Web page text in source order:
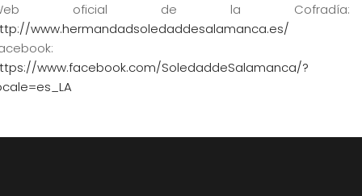
oficial de la Cofradía:
www.hermandadsoledaddesalamanca.es/
www.facebook.com/SoledaddeSalamanca/?